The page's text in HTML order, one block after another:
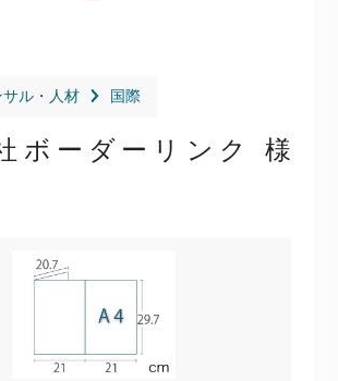
サル・人材 国際
ボーダーリンク 様